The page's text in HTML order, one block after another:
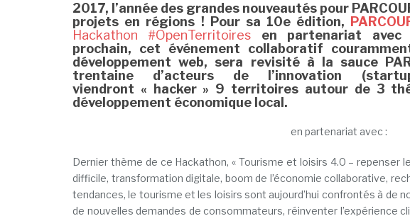
2017, l’année des grandes nouveautés pour
projets en régions ! Pour sa 10e édition,
Hackathon #OpenTerritoires en partenariat avec
prochain, cet événement collaboratif
développement web, sera revisité à la sauce
trentaine d’acteurs de l’innovation
viendront « hacker » 9 territoires autour de 3
développement économique local.
en partenariat avec :
Dernier thème de ce Hackathon, « Tourisme et loisirs 4.0 – repenser
difficile, transformation digitale, boom de l’économie collaborative,
tendances, le tourisme et les loisirs sont aujourd’hui confrontés à de
de nouvelles demandes de consommateurs, réinventer l’expérience